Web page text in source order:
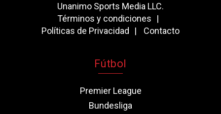
Unanimo Sports Media LLC.
Términos y condiciones
Políticas de Privacidad
Contacto
Fútbol
Premier League
Bundesliga